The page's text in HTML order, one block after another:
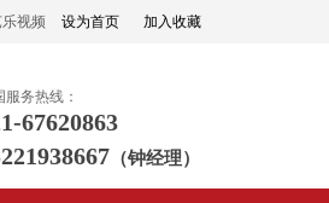
设为首页 加入收藏
视频
务热线：
67620863
（钟经理）